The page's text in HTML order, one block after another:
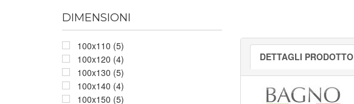
DIMENSIONI
100x110 (5)
100x120 (4)
100x130 (5)
100x140 (4)
100x150 (5)
DETTAGLI PRODOTTO